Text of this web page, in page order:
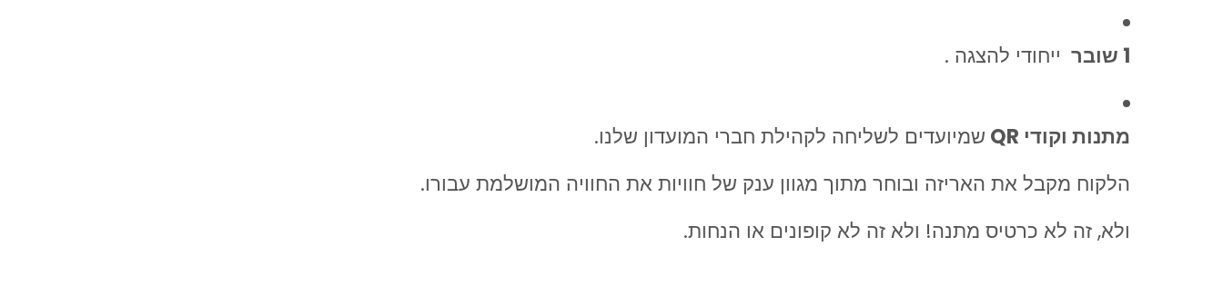
1 שובר ייחודי להצגה .
מתנות וקודי QR
שמיועדים לשליחה לקהילת חברי המועדון שלנו.
הלקוח מקבל את האריזה ובוחר מתוך מגוון ענק של חוויות את החוויה המושלמת עבורו.
ולא, זה לא כרטיס מתנה! ולא זה לא קופונים או הנחות.